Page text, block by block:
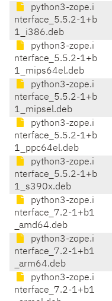
python3-zope.i
nterface_5.5.2-1+b
1_i386.deb
python3-zope.i
nterface_5.5.2-1+b
1_mips64el.deb
python3-zope.i
nterface_5.5.2-1+b
1_mipsel.deb
python3-zope.i
nterface_5.5.2-1+b
1_ppc64el.deb
python3-zope.i
nterface_5.5.2-1+b
1_s390x.deb
python3-zope.i
nterface_7.2-1+b1
_amd64.deb
python3-zope.i
nterface_7.2-1+b1
_arm64.deb
python3-zope.i
nterface_7.2-1+b1